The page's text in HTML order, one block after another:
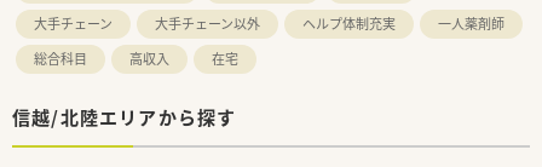
大手チェーン
大手チェーン以外 ヘルプ体制充実
一人薬剤師
総合科目
高収入 在宅
信越/北陸エリアから探す